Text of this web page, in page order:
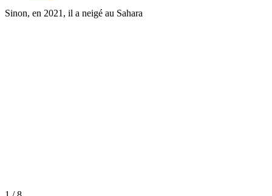
Sinon, en 2021, il a neigé au Sahara